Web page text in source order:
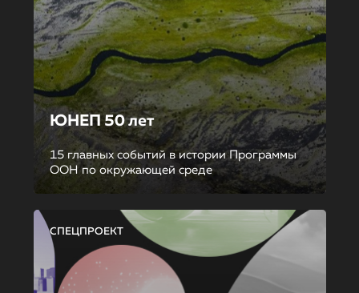
ЮНЕП 50 лет
15 главных событий в истории Программы
ООН по окружающей среде
СПЕЦПРОЕКТ